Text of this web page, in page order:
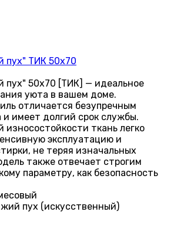
пух" ТИК 50х70
пух" 50х70 [ТИК] — идеальное
уюта в вашем доме.
отличается безупречным
имеет долгий срок службы.
износостойкости ткань легко
эксплуатацию и
не теряя изначальных
также отвечает строгим
параметру, как безопасность
пух (искусственный)